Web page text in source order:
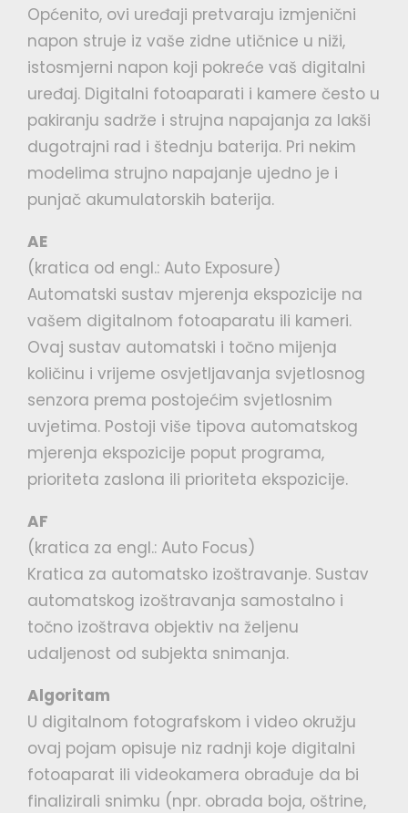
Općenito, ovi uređaji pretvaraju izmjenični
napon struje iz vaše zidne utičnice u niži,
istosmjerni napon koji pokreće vaš digitalni
uređaj. Digitalni fotoaparati i kamere često u
pakiranju sadrže i strujna napajanja za lakši
dugotrajni rad i štednju baterija. Pri nekim
modelima strujno napajanje ujedno je i
punjač akumulatorskih baterija.
AE
(kratica od engl.: Auto Exposure)
Automatski sustav mjerenja ekspozicije na
vašem digitalnom fotoaparatu ili kameri.
Ovaj sustav automatski i točno mijenja
količinu i vrijeme osvjetljavanja svjetlosnog
senzora prema postojećim svjetlosnim
uvjetima. Postoji više tipova automatskog
mjerenja ekspozicije poput programa,
prioriteta zaslona ili prioriteta ekspozicije.
AF
(kratica za engl.: Auto Focus)
Kratica za automatsko izoštravanje. Sustav
automatskog izoštravanja samostalno i
točno izoštrava objektiv na željenu
udaljenost od subjekta snimanja.
Algoritam
U digitalnom fotografskom i video okružju
ovaj pojam opisuje niz radnji koje digitalni
fotoaparat ili videokamera obrađuje da bi
finalizirali snimku (npr. obrada boja, oštrine,